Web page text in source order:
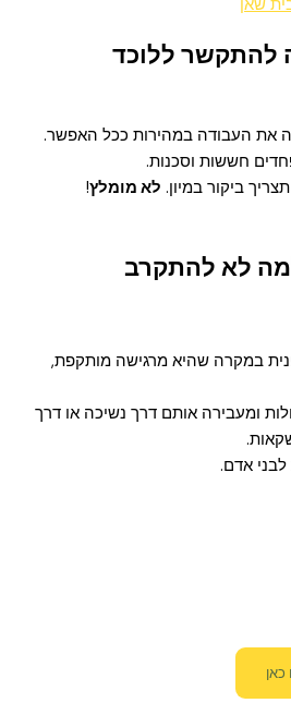
להתקשר ללוכד
את העבודה במהירות ככל האפשר.
חששות וסכנות.
ביקור במיון. לא מומלץ!
לא להתקרב
במקרה שהיא מרגישה מותקפת,
ומעבירה אותם דרך נשיכה או דרך
לבני אדם.
כאן